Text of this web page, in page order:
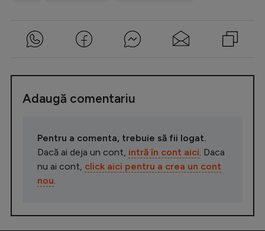
Alte sporturi
Intră în cont
Adaugă comentariu
Pentru a comenta, trebuie să fii logat.
Dacă ai deja un cont, intră în cont aici . Daca
nu ai cont, click aici pentru a crea un cont
nou